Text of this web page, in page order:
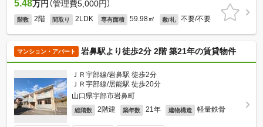
5.48万円 （管理費5,000円）
階数 2階 間取り 2LDK 専有面積 59.98㎡ 敷/礼 不要/不要
マンション・アパート 岩鼻駅より徒歩2分 2階 築21年の賃貸物件
ＪＲ宇部線/岩鼻駅 徒歩2分
ＪＲ宇部線/居能駅 徒歩20分
山口県宇部市岩鼻町
総階数 2階建 築年数 21年 建物構造 軽量鉄骨